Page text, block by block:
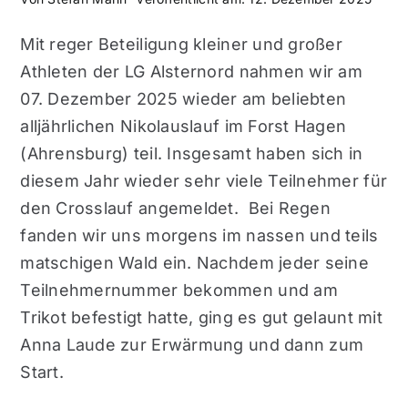
Mit reger Beteiligung kleiner und großer
Athleten der LG Alsternord nahmen wir am
07. Dezember 2025 wieder am beliebten
alljährlichen Nikolauslauf im Forst Hagen
(Ahrensburg) teil. Insgesamt haben sich in
diesem Jahr wieder sehr viele Teilnehmer für
den Crosslauf angemeldet. Bei Regen
fanden wir uns morgens im nassen und teils
matschigen Wald ein. Nachdem jeder seine
Teilnehmernummer bekommen und am
Trikot befestigt hatte, ging es gut gelaunt mit
Anna Laude zur Erwärmung und dann zum
Start.